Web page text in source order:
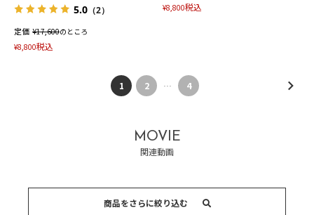
5.0 （2）
定価 ¥17,600のところ
¥8,800税込
¥8,800税込
1 2 … 4
MOVIE
関連動画
商品をさらに絞り込む